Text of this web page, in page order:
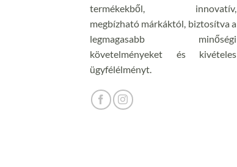
termékekből, innovatív,
megbízható márkáktól, biztosítva a
legmagasabb minőségi
követelményeket és kivételes
ügyfélélményt.